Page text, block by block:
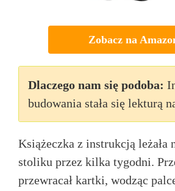
Zobacz na
Dlaczego nam się podoba:
budowania stała się lekturą
Książeczka z instrukcją leżała
stoliku przez kilka tygodni.
przewracał kartki, wodząc